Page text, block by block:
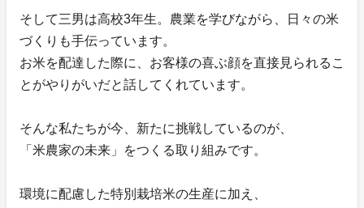
そして三男は高校3年生。農業を学びながら、日々の米
づくりも手伝っています。
お米を配達した際に、お客様の喜ぶ顔を直接見られるこ
とがやりがいだと話してくれています。
そんな私たちが今、新たに挑戦しているのが、
「米農家の未来」をつくる取り組みです。
環境に配慮した特別栽培米の生産に加え、